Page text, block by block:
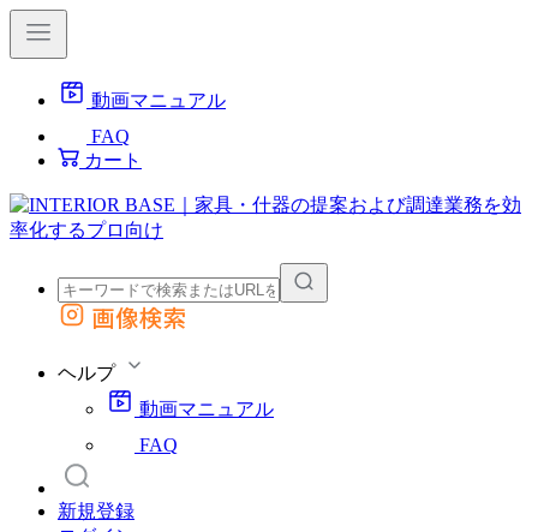
動画マニュアル
FAQ
カート
外部サイトの商品をカートに追加
画像検索
ヘルプ
動画マニュアル
FAQ
新規登録